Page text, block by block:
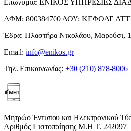
Επωνυμία: ΕΝΙΚΟΣ ΥΠΗΡΕΣΙΕΣ
ΑΦΜ: 800384700 ΔΟΥ: ΚΕΦΟΔΕ
Έδρα: Πλαστήρα Νικολάου, Μαρούσι,
Email: info@enikos.gr
Τηλ. Επικοινωνίας: +30 (210) 878-8006
Μητρώο Έντυπου και Ηλεκτρονικού
Αριθμός Πιστοποίησης Μ.Η.Τ. 242097